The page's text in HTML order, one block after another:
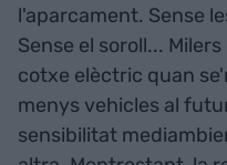
l'aparcament. Sense
Sense el soroll...
cotxe elèctric quan
menys vehicles al
sensibilitat